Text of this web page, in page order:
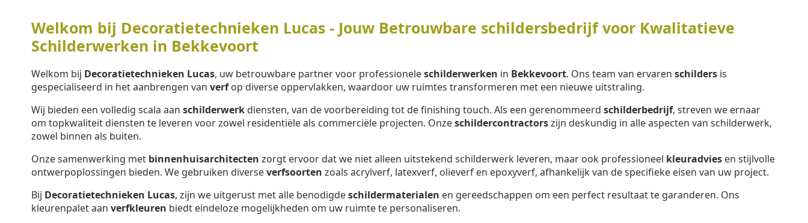
Welkom bij Decoratietechnieken Lucas - Jouw Betrouwbare schildersbedrijf voor Kwalitatieve
Schilderwerken in Bekkevoort
Welkom bij Decoratietechnieken Lucas, uw betrouwbare partner voor professioneleschilderwerken in Bekkevoort. Ons team van ervaren schilders is
gespecialiseerd in het aanbrengen van verfop diverse oppervlakken, waardoor uw ruimtes transformeren met een nieuwe uitstraling.
Wij bieden een volledig scala aan schilderwerk diensten, van de voorbereiding tot de finishing touch. Als een gerenommeerd schilderbedrijf, streven we ernaar
om topkwaliteit diensten te leveren voor zowel residentiële als commerciële projecten. Onzeschildercontractorszijn deskundig in alle aspecten van schilderwerk,
zowel binnen als buiten.
Onze samenwerking met binnenhuisarchitecten zorgt ervoor dat we niet alleen uitstekend schilderwerk leveren, maar ook professioneel kleuradvies en stijlvolle
ontwerpoplossingen bieden. We gebruiken diverseverfsoorten zoals acrylverf, latexverf, olieverf en epoxyverf, afhankelijk van de specifieke eisen van uw project.
Bij Decoratietechnieken Lucas, zijn we uitgerust met alle benodigdeschildermaterialen en gereedschappen om een perfect resultaat te garanderen. Ons
kleurenpalet aan verfkleuren biedt eindeloze mogelijkheden om uw ruimte te personaliseren.